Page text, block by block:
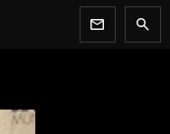
newsletter search